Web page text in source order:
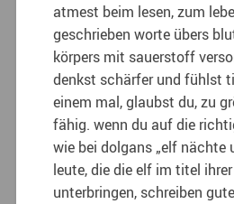
atmest beim lesen, zum
geschrieben worte übers
körpers mit sauerstoff
denkst schärfer und fühlst
einem mal, glaubst du, zu
fähig. wenn du auf die
wie bei dolgans „elf nächte
leute, die die elf im titel
unterbringen, schreiben